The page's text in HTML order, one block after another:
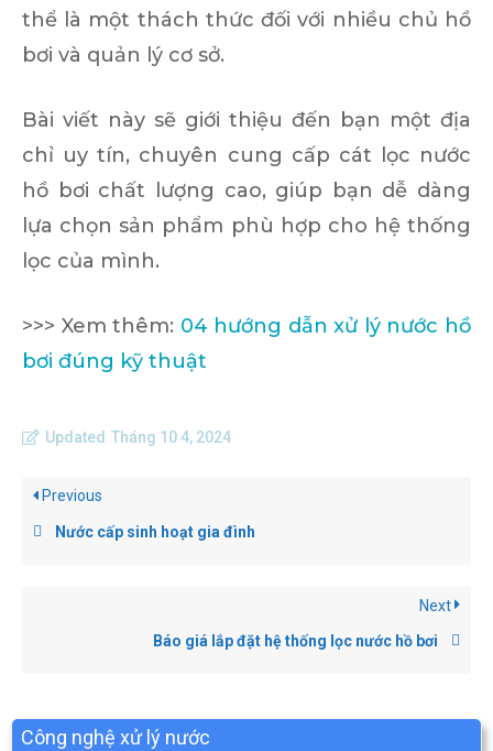
thể là một thách thức đối với nhiều chủ hồ
bơi và quản lý cơ sở.
Bài viết này sẽ giới thiệu đến bạn một địa
chỉ uy tín, chuyên cung cấp cát lọc nước
hồ bơi chất lượng cao, giúp bạn dễ dàng
lựa chọn sản phẩm phù hợp cho hệ thống
lọc của mình.
>>> Xem thêm: 04 hướng dẫn xử lý nước hồ
bơi đúng kỹ thuật
Updated Tháng 10 4, 2024
Previous
Nước cấp sinh hoạt gia đình
Next
Báo giá lắp đặt hệ thống lọc nước hồ bơi
Công nghệ xử lý nước